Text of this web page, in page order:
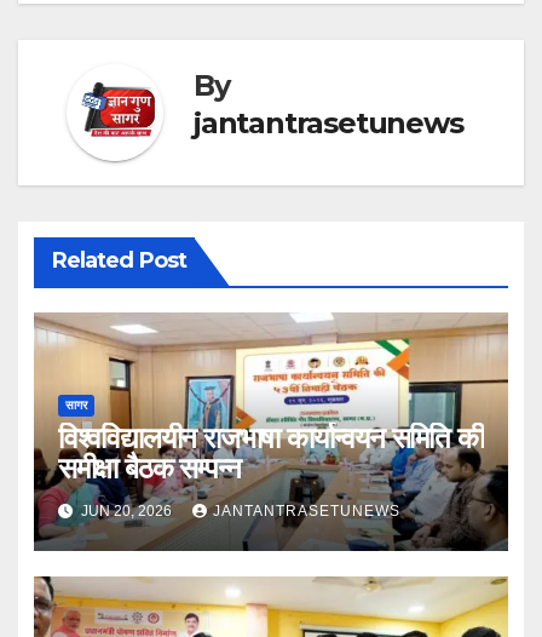
By
jantantrasetunews
Related Post
सागर
विश्वविद्यालयीन राजभाषा कार्यान्वयन समिति की
समीक्षा बैठक सम्पन्न
JUN 20, 2026 JANTANTRASETUNEWS